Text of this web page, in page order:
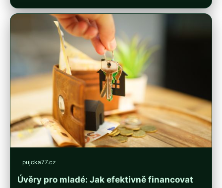
pujcka77.cz
Úvěry pro mladé: Jak efektivně financovat